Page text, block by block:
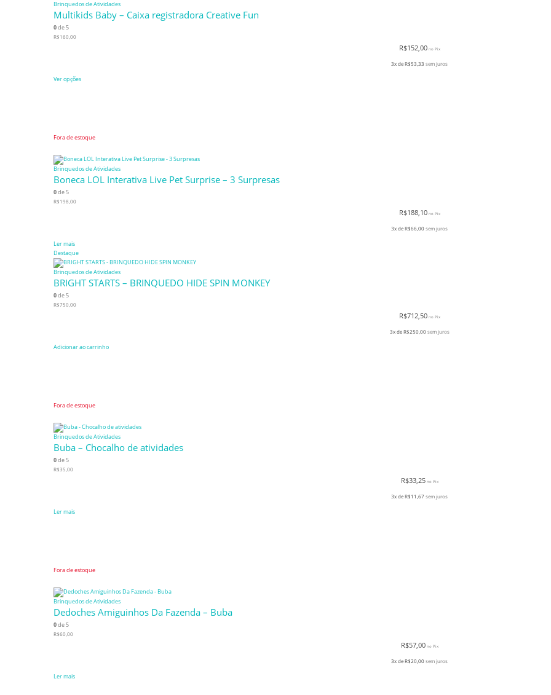
Brinquedos de Atividades
Multikids Baby – Caixa registradora Creative Fun
0de 5
R$160,00
R$152,00 no Pix
3x deR$53,33 sem juros
Ver opções
Fora de estoque
Brinquedos de Atividades
Boneca LOL Interativa Live Pet Surprise – 3 Surpresas
0de 5
R$198,00
R$188,10 no Pix
3x deR$66,00sem juros
Ler mais
Destaque
Brinquedos de Atividades
BRIGHT STARTS – BRINQUEDO HIDE SPIN MONKEY
0de 5
R$750,00
R$712,50 no Pix
3x deR$250,00 sem juros
Adicionar ao carrinho
Fora de estoque
Brinquedos de Atividades
Buba – Chocalho de atividades
0de 5
R$35,00
R$33,25 no Pix
3x deR$11,67 sem juros
Ler mais
Fora de estoque
Brinquedos de Atividades
Dedoches Amiguinhos Da Fazenda – Buba
0de 5
R$60,00
R$57,00 no Pix
3x deR$20,00sem juros
Ler mais